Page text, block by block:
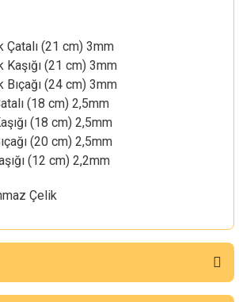
Çatalı (21 cm) 3mm
Kaşığı (21 cm) 3mm
Bıçağı (24 cm) 3mm
(18 cm) 2,5mm
(18 cm) 2,5mm
(20 cm) 2,5mm
(12 cm) 2,2mm
Çelik